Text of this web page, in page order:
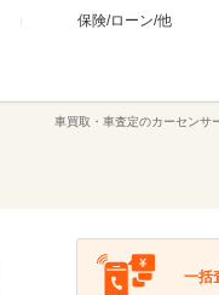
保険/ローン/他
車買取・車査定のカーセンサ
一括